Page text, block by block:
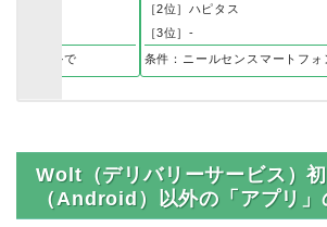
ストールで
［2位］ハピタス
［3位］-
条件：ニールセンスマートフ
Wolt（デリバリーサービス）
（Android）以外の「アプリ